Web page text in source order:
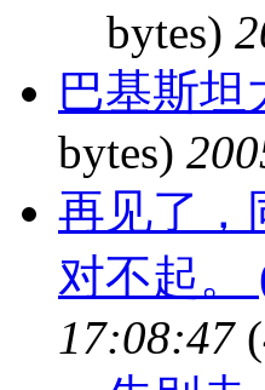
bytes)
巴基斯
bytes)
再见了，
对不起。
17:08:47